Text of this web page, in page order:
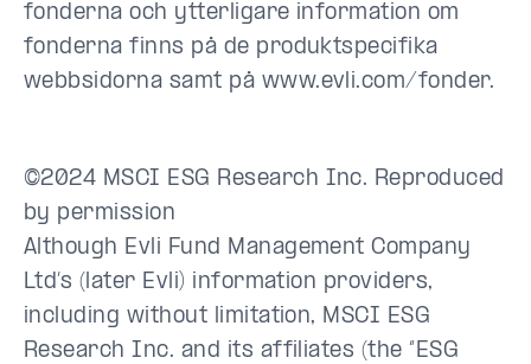
fonderna och ytterligare information om
fonderna finns på de produktspecifika
webbsidorna samt på www.evli.com/fonder.
©2024 MSCI ESG Research Inc. Reproduced
by permission
Although Evli Fund Management Company
Ltd’s (later Evli) information providers,
including without limitation, MSCI ESG
Research Inc. and its affiliates (the “ESG